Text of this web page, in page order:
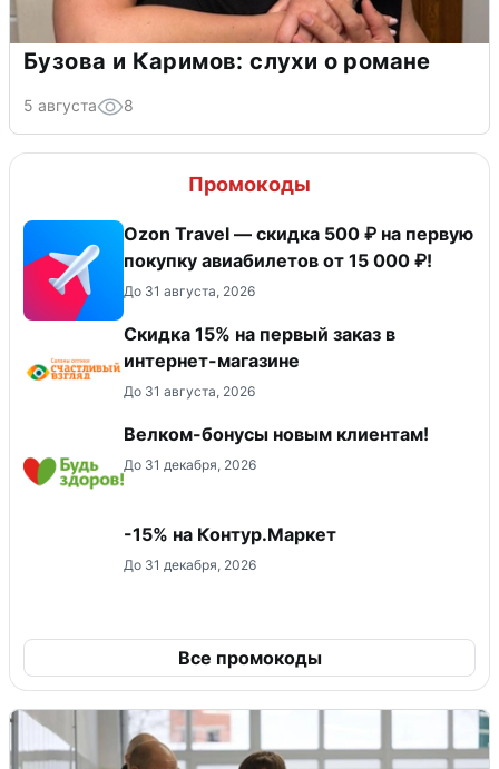
Бузова и Каримов: слухи о романе
5 августа 8
Промокоды
Ozon Travel — скидка 500 ₽ на первую
покупку авиабилетов от 15 000 ₽!
До 31 августа, 2026
Скидка 15% на первый заказ в
интернет-магазине
До 31 августа, 2026
Велком-бонусы новым клиентам!
До 31 декабря, 2026
-15% на Контур.Маркет
До 31 декабря, 2026
Все промокоды